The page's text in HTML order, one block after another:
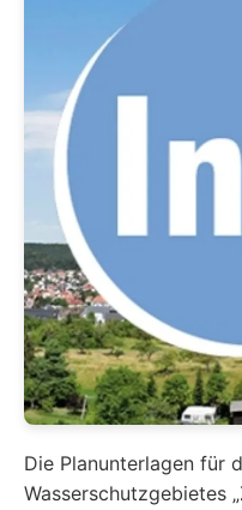
Die Planunterlagen für
Wasserschutzgebietes